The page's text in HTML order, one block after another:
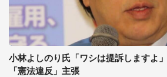
小林よしのり氏「ワシは提訴しますよ
「憲法違反」主張